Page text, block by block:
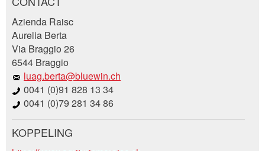
Post afkeuren
Uw feedback wordt zeer gewaardeerd!
Algemene feedback
Vermelding niet langer geldig
Onvolledige vermelding
Beveel deze advertentie aan bij vrienden.
Azienda Raisc
Aurelia Berta
Via Braggio 26
6544 Braggio
luag.berta@bluewin.ch
0041 (0)91 828 13 34
0041 (0)79 281 34 86
KOPPELING